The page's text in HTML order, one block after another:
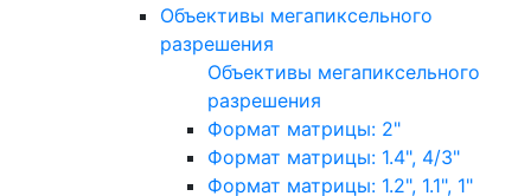
Объективы мегапиксельного
разрешения
Объективы мегапиксельного
разрешения
Формат матрицы: 2"
Формат матрицы: 1.4", 4/3"
Формат матрицы: 1.2", 1.1", 1"